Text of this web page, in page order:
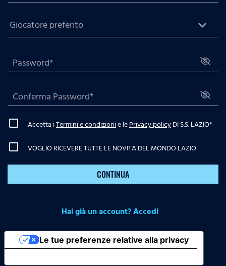
Accetta iTermini e condizionie lePrivacy policyDI S.S. LAZIO*
VOGLIO RICEVERE TUTTE LE NOVITA DEL MONDO LAZIO
CONTINUA
Hai già un account? Accedi
Le tue preferenze relative alla privacy